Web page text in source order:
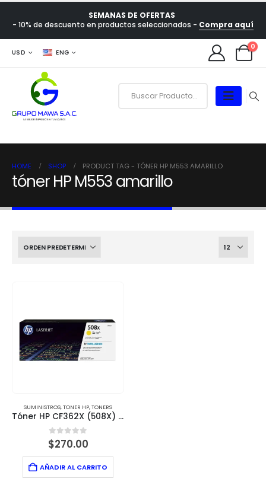
SEMANAS DE OFERTAS
- 10% de descuento en productos seleccionados - Compra aquí
USD ENG
0
HOME SHOP PRODUCT TAG - TÓNER HP M553 AMARILLO
tóner HP M553 amarillo
SUMINISTROS,TONER HP,TONERS
Tóner HP CF362X (508X) Amarillo – Rendimiento de 9,500 páginas
0 out of 5
$270.00
AÑADIR AL CARRITO